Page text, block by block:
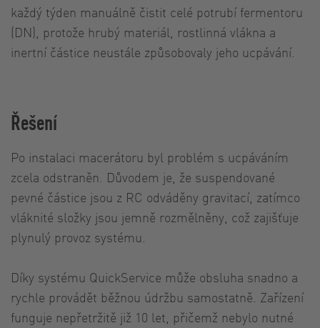
každý týden manuálně čistit celé potrubí fermentoru
(DN), protože hrubý materiál, rostlinná vlákna a
inertní částice neustále způsobovaly jeho ucpávání.
Řešení
Po instalaci macerátoru byl problém s ucpáváním
zcela odstraněn. Důvodem je, že suspendované
pevné částice jsou z RC odváděny gravitací, zatímco
vláknité složky jsou jemně rozmělněny, což zajišťuje
plynulý provoz systému.
Díky systému QuickService může obsluha snadno a
rychle provádět běžnou údržbu samostatně. Zařízení
funguje nepřetržitě již 10 let, přičemž nebylo nutné